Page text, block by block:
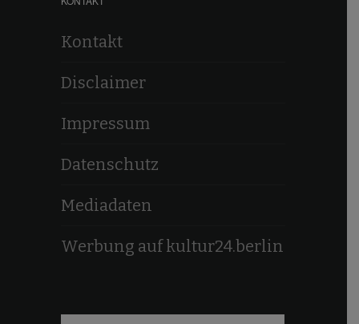
Kontakt
Disclaimer
Impressum
Datenschutz
Mediadaten
Werbung auf kultur24.berlin